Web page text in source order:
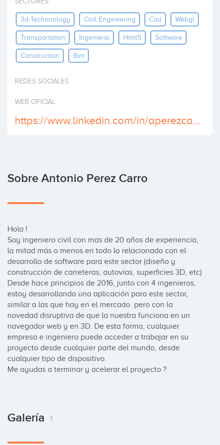
3d-Techonology Civil Engineering Cad Webgl
Transportation Ingeniería Html5 Software
Construction Bim
REDES SOCIALES
WEB OFICIAL
https://www.linkedin.com/in/aperezcarro/
Sobre Antonio Perez Carro
Hola !
Soy ingeniero civil con mas de 20 años de experiencia,
la mitad más o menos en todo lo relacionado con el
desarrollo de software para este sector (diseño y
construcción de carreteras, autovías, superficies 3D, etc)
Desde hace principios de 2016, junto con 4 ingenieros,
estoy desarrollando una aplicación para este sector,
similar a las que hay en el mercado  pero con la
novedad disruptiva de que la nuestra funciona en un
navegador web y en 3D. De esta forma, cualquier
empresa e ingeniero puede acceder a trabajar en su
proyecto desde cualquier parte del mundo, desde
cualquier tipo de dispositivo.
Me ayudas a terminar y acelerar el proyecto ?
Galería 1